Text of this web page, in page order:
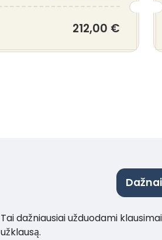
212,00 €
Tai dažniausiai užduodami
užklausą.